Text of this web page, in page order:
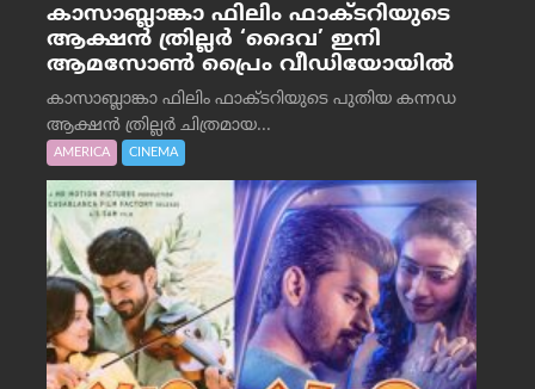
കാസാബ്ലാങ്കാ ഫിലിം ഫാക്ടറിയുടെ
ആക്ഷൻ ത്രില്ലർ ‘ദൈവ’ ഇനി
ആമസോൺ പ്രൈം വീഡിയോയിൽ
കാസാബ്ലാങ്കാ ഫിലിം ഫാക്ടറിയുടെ പുതിയ കന്നഡ
ആക്ഷൻ ത്രില്ലർ ചിത്രമായ...
AMERICA CINEMA